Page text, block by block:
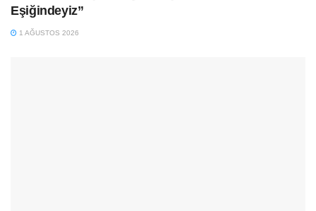
Eşiğindeyiz”
1 AĞUSTOS 2026